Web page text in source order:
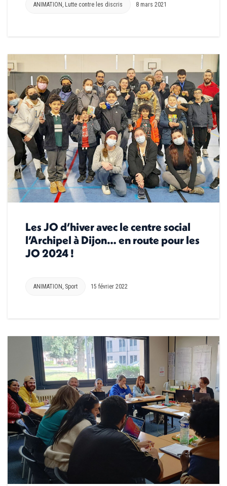
ANIMATION Lutte contre les discris 8 mars 2021
Les JO d’hiver avec le centre social
l’Archipel à Dijon… en route pour les
JO 2024 !
ANIMATION Sport 15 février 2022